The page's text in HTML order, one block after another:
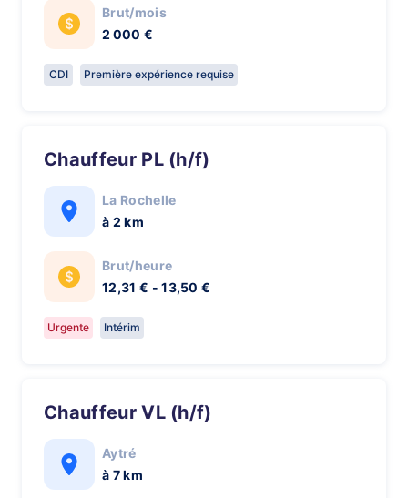
Brut/mois
2 000 €
CDI Première expérience requise
Chauffeur PL (h/f)
La Rochelle
à 2 km
Brut/heure
12,31 € - 13,50 €
Urgente Intérim
Chauffeur VL (h/f)
Aytré
à 7 km